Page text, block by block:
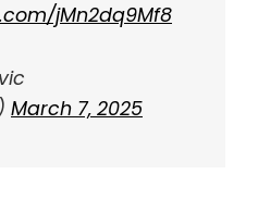
jMn2dq9Mf8
March 7, 2025